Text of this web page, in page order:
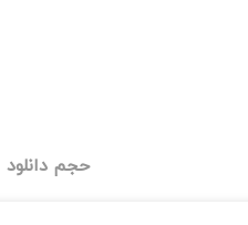
حجم دانلود